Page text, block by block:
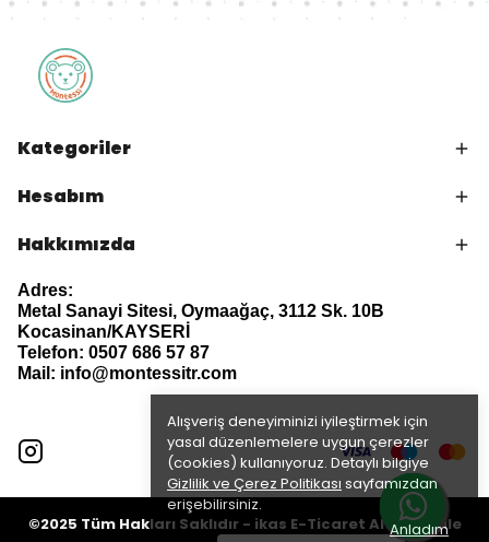
Alışveriş deneyiminizi iyileştirmek için
yasal düzenlemelere uygun çerezler
(cookies) kullanıyoruz. Detaylı bilgiye
Gizlilik ve Çerez Politikası sayfamızdan
erişebilirsiniz.
Anladım
Kategoriler
Hesabım
Hakkımızda
Adres:
Metal Sanayi Sitesi, Oymaağaç, 3112 Sk. 10B
Kocasinan/KAYSERİ
Telefon: 0507 686 57 87
Mail: info@montessitr.com
©2025 Tüm Hakları Saklıdır - ikas E-Ticaret Altyapısı ile